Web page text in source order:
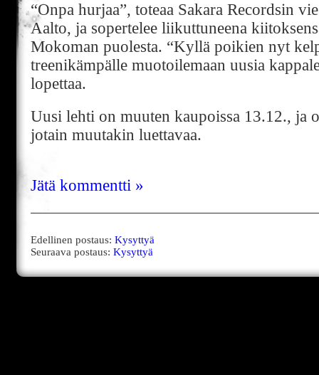
“Onpa hurjaa”, toteaa Sakara Recordsin
Aalto, ja sopertelee liikuttuneena
Mokoman puolesta. “Kyllä poikien nyt
treenikämpälle muotoilemaan uusia
lopettaa.
Uusi lehti on muuten kaupoissa 13.12., ja
jotain muutakin luettavaa.
Jätä kommentti »
Edellinen postaus: Kysyttyä
Seuraava postaus: Kysyttyä